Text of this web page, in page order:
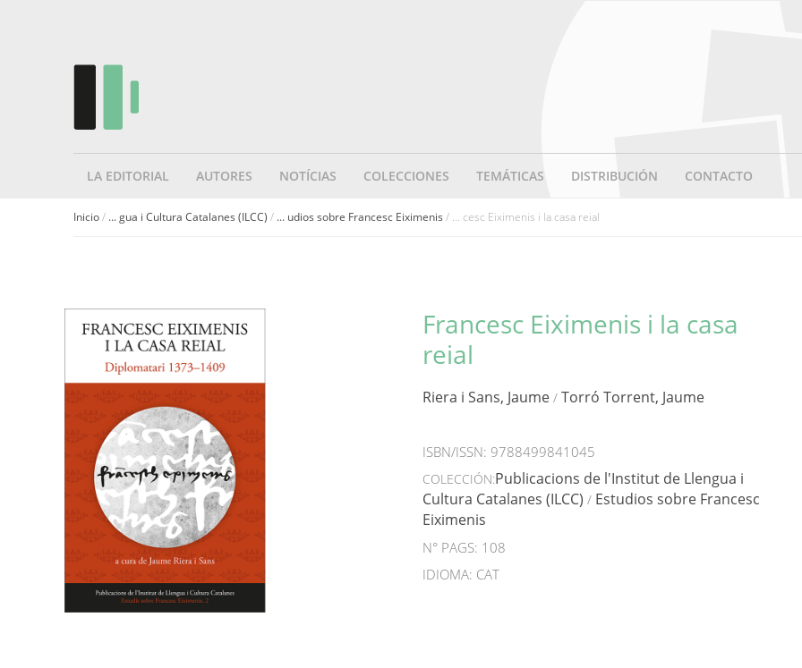
LA EDITORIAL AUTORES NOTÍCIAS COLECCIONES TEMÁTICAS DISTRIBUCIÓN CONTACTO
Inicio/ ... gua i Cultura Catalanes (ILCC) / ... udios sobre Francesc Eiximenis / ... cesc Eiximenis i la casa reial
Francesc Eiximenis i la casa
reial
Riera i Sans, Jaume / Torró Torrent, Jaume
ISBN/ISSN: 9788499841045
COLECCIÓN:Publicacions de l'Institut de Llengua i
Cultura Catalanes (ILCC) / Estudios sobre Francesc
Eiximenis
N° PAGS: 108
IDIOMA: CAT